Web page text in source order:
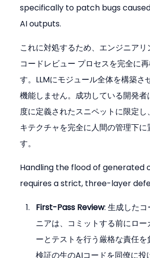
specifically to patch bugs
AI outputs.
これに対処するため、エンジニア
コードレビュー プロセスを完全に
す。LLMにモジュール全体を構築さ
機能しません。成功している開発者
度に定義されたスニペットに限定し
キテクチャを完全に人間の管理下に
す。
Handling the flood of generated
requires a strict, three-layer
First-Pass Review: 生成した
ニアは、コミットする前にロー
ーとテストを行う厳格な責任を
検証の生のAIコードを同僚に投